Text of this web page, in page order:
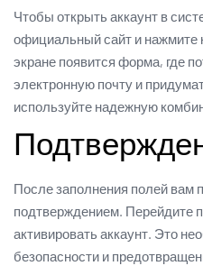
Чтобы открыть аккаунт в
официальный сайт и нажмите
экране появится форма, где
электронную почту и
используйте надежную
После заполнения полей вам
подтверждением. Перейдите
активировать аккаунт. Это
безопасности и